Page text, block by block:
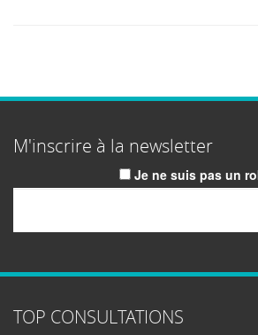
M'inscrire à la newsletter
Je ne suis pas un
TOP CONSULTATIONS